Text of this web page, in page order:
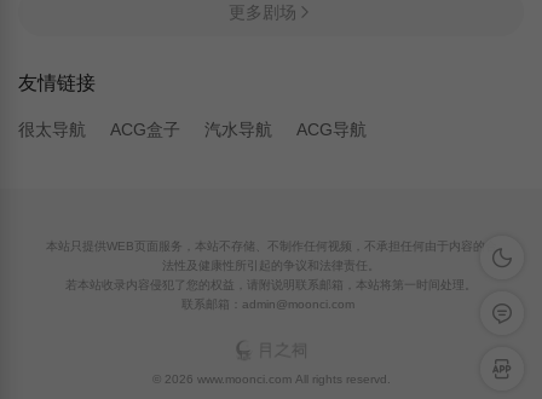
更多剧场
友情链接
很太导航 ACG盒子 汽水导航 ACG导航
深色模
留言反
APP下
本站只提供WEB页面服务，本站不存储、不制作任何视频，不承担任何由于内容的合
法性及健康性所引起的争议和法律责任。
若本站收录内容侵犯了您的权益，请附说明联系邮箱，本站将第一时间处理。
联系邮箱：admin@moonci.com
© 2026 www.moonci.com All rights reservd.